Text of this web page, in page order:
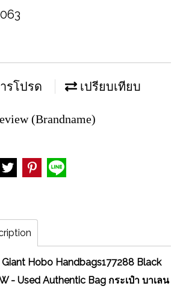
รโปรด เปรียบเทียบ
(Brandname)
Giant Hobo Handbags177288 Black
- Used Authentic Bag กระเป๋า บาเลน